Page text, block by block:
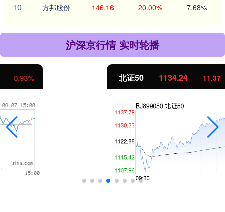
10 方邦股份 146.16 20.00% 7.68%
沪深京行情 实时轮播
11.37 1.01%